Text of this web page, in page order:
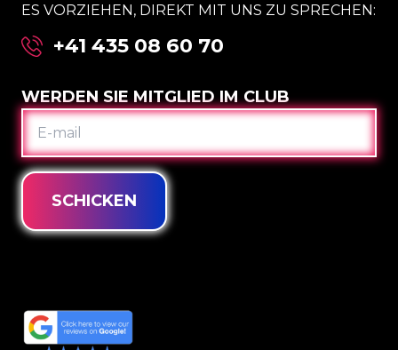
ES VORZIEHEN, DIREKT MIT UNS ZU SPRECHEN:
+41 435 08 60 70
WERDEN SIE MITGLIED IM CLUB
E-
MAIL
SCHICKEN